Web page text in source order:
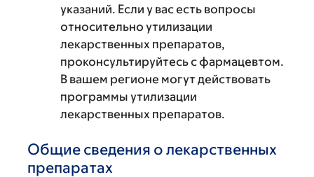
указаний. Если у вас есть вопросы
относительно утилизации
лекарственных препаратов,
проконсультируйтесь с фармацевтом.
В вашем регионе могут действовать
программы утилизации
лекарственных препаратов.
Общие сведения о лекарственных
препаратах